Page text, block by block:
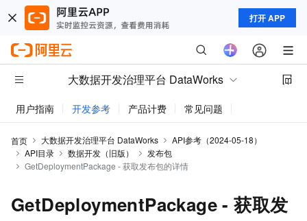
打开 APP
大数据开发治理平台 DataWorks
用户指南 开发参考 产品计费 常见问题
首页 大数据开发治理平台 DataWorks
API参考（2024-05-18）
API目录
数据开发（旧版）
发布包
GetDeploymentPackage - 获取发布包的详情
GetDeploymentPackage - 获取发